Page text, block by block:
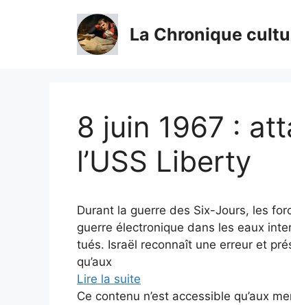
La Chronique
8 juin 1967 :
l’USS Liberty
Durant la guerre des Six-Jours, les
guerre électronique dans les eaux
tués. Israël reconnaît une erreur et
qu’aux
Lire la suite
Ce contenu n’est accessible qu’aux